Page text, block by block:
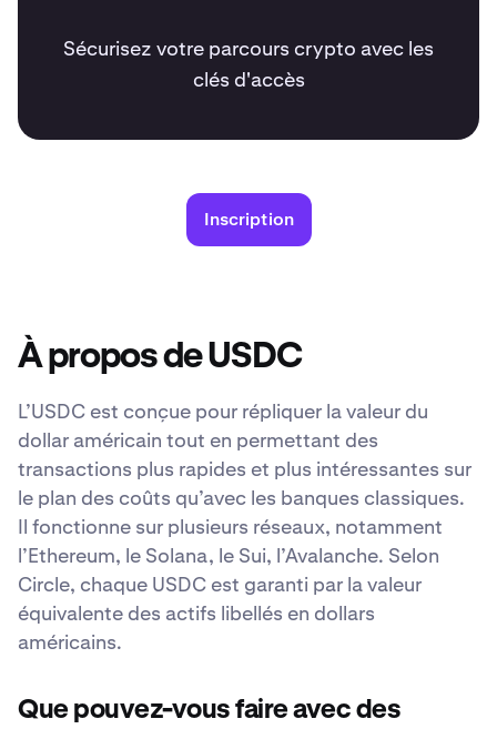
Sécurisez votre parcours crypto avec les
clés d'accès
Inscription
À propos de USDC
L’USDC est conçue pour répliquer la valeur du
dollar américain tout en permettant des
transactions plus rapides et plus intéressantes sur
le plan des coûts qu’avec les banques classiques.
Il fonctionne sur plusieurs réseaux, notamment
l’Ethereum, le Solana, le Sui, l’Avalanche. Selon
Circle, chaque USDC est garanti par la valeur
équivalente des actifs libellés en dollars
américains.
Que pouvez-vous faire avec des